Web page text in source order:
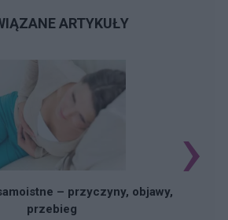
ARTYKUŁY
– przyczyny, objawy,
przebieg
›